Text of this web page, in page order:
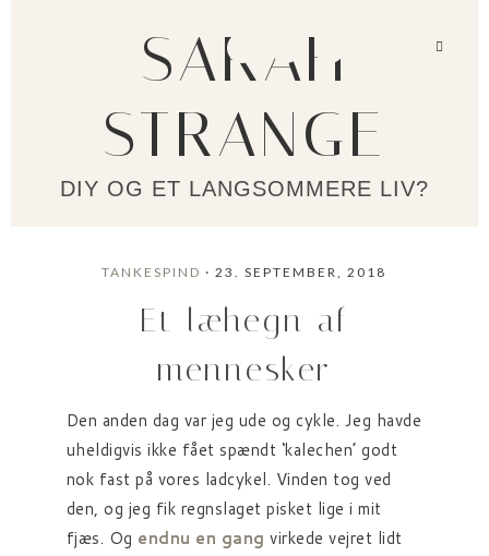
SARAH
STRANGE
DIY OG ET LANGSOMMERE LIV?
TANKESPIND · 23. SEPTEMBER, 2018
Et læhegn af
mennesker
Den anden dag var jeg ude og cykle. Jeg havde
uheldigvis ikke fået spændt ‘kalechen’ godt
nok fast på vores ladcykel. Vinden tog ved
den, og jeg fik regnslaget pisket lige i mit
fjæs. Og endnu en gang virkede vejret lidt